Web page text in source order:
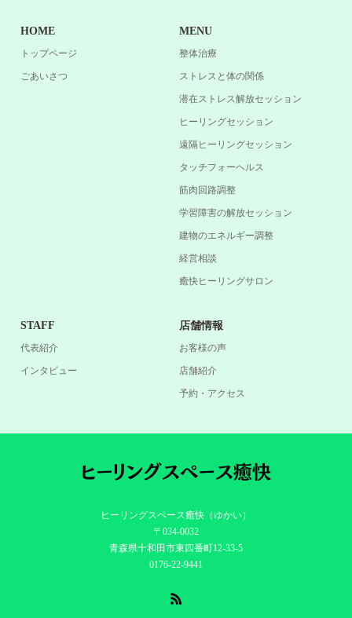
HOME
トップページ
ごあいさつ
MENU
整体治療
ストレスと体の関係
潜在ストレス解放セッション
ヒーリングセッション
遠隔ヒーリングセッション
タッチフォーヘルス
筋肉回路調整
学習障害の解放セッション
建物のエネルギー調整
経営相談
癒快ヒーリングサロン
STAFF
代表紹介
インタビュー
店舗情報
お客様の声
店舗紹介
予約・アクセス
ヒーリングスペース癒快（ゆかい）
〒034-0032
青森県十和田市東四番町12-33-5
0176-22-9441